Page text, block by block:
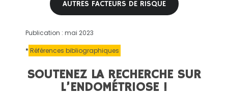
AUTRES FACTEURS DE RISQUE
Publication : mai 2023
* Références bibliographiques
SOUTENEZ LA RECHERCHE SUR
L’ENDOMÉTRIOSE !